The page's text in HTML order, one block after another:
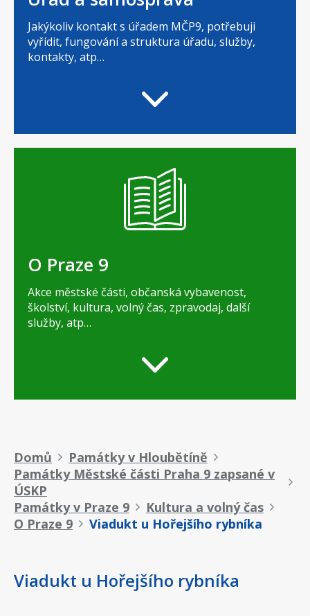
Jakýkoliv kontakt s úřadem MČP9, potřebuji
vyřídit, fungování a struktura úřadu, služby,
kontakty, atp…
O Praze 9
Akce městské části, občanská vybavenost,
školství, kultura, volný čas, zpravodaj, další
služby, atp…
Drobečková
navigace
Domů
Památky v Hloubětíně
Památky Městské části Praha 9 zapsané v
ÚSKP
Památky v Praze 9
Kultura a volný čas
O Praze 9
Viadukt u Hořejšího rybníka
Viadukt u Hořejšího rybníka